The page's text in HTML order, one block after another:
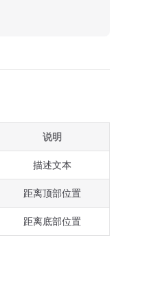
说明
描述文本
距离顶部位置
距离底部位置